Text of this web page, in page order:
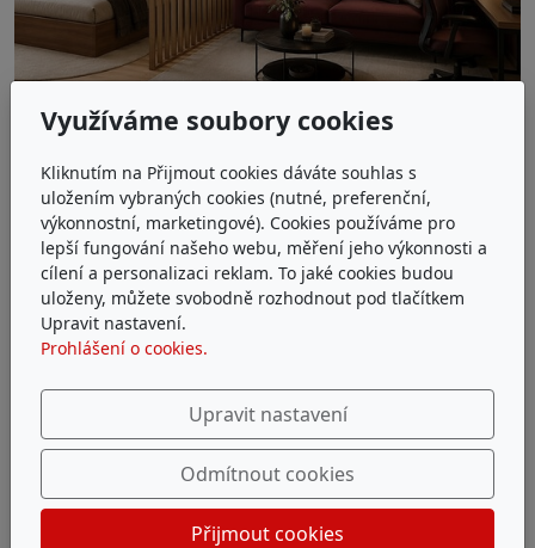
Využíváme soubory cookies
Kliknutím na Přijmout cookies dáváte souhlas s
uložením vybraných cookies (nutné, preferenční,
výkonnostní, marketingové). Cookies používáme pro
lepší fungování našeho webu, měření jeho výkonnosti a
cílení a personalizaci reklam. To jaké cookies budou
uloženy, můžete svobodně rozhodnout pod tlačítkem
Upravit nastavení.
Prohlášení o cookies.
Upravit nastavení
Odmítnout cookies
Přijmout cookies